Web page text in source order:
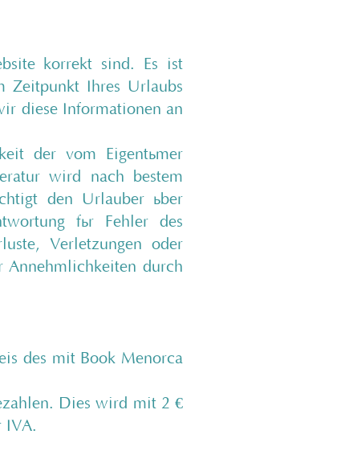
korrekt sind. Es ist
Zeitpunkt Ihres Urlaubs
diese Informationen an
der vom Eigentümer
wird nach bestem
den Urlauber über
für Fehler des
Verletzungen oder
Annehmlichkeiten durch
des mit Book Menorca
Dies wird mit 2 €
IVA.